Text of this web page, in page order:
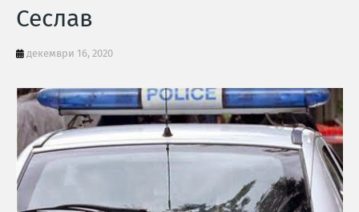
Сеслав
декември 16, 2020